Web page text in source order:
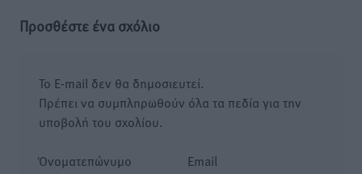
Προσθέστε ένα σχόλιο
Το E-mail δεν θα δημοσιευτεί.
Πρέπει να συμπληρωθούν όλα τα πεδία για την
υποβολή του σχολίου.
Όνοματεπώνυμο Email